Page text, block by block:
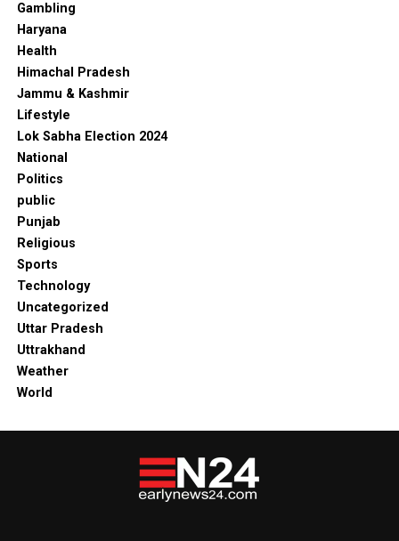
Gambling
Haryana
Health
Himachal Pradesh
Jammu & Kashmir
Lifestyle
Lok Sabha Election 2024
National
Politics
public
Punjab
Religious
Sports
Technology
Uncategorized
Uttar Pradesh
Uttrakhand
Weather
World